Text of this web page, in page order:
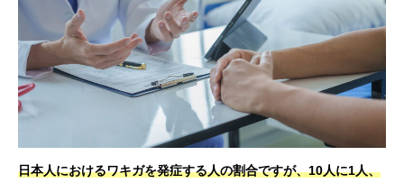
日本人におけるワキガを発症する人の割合ですが、10人に1人、